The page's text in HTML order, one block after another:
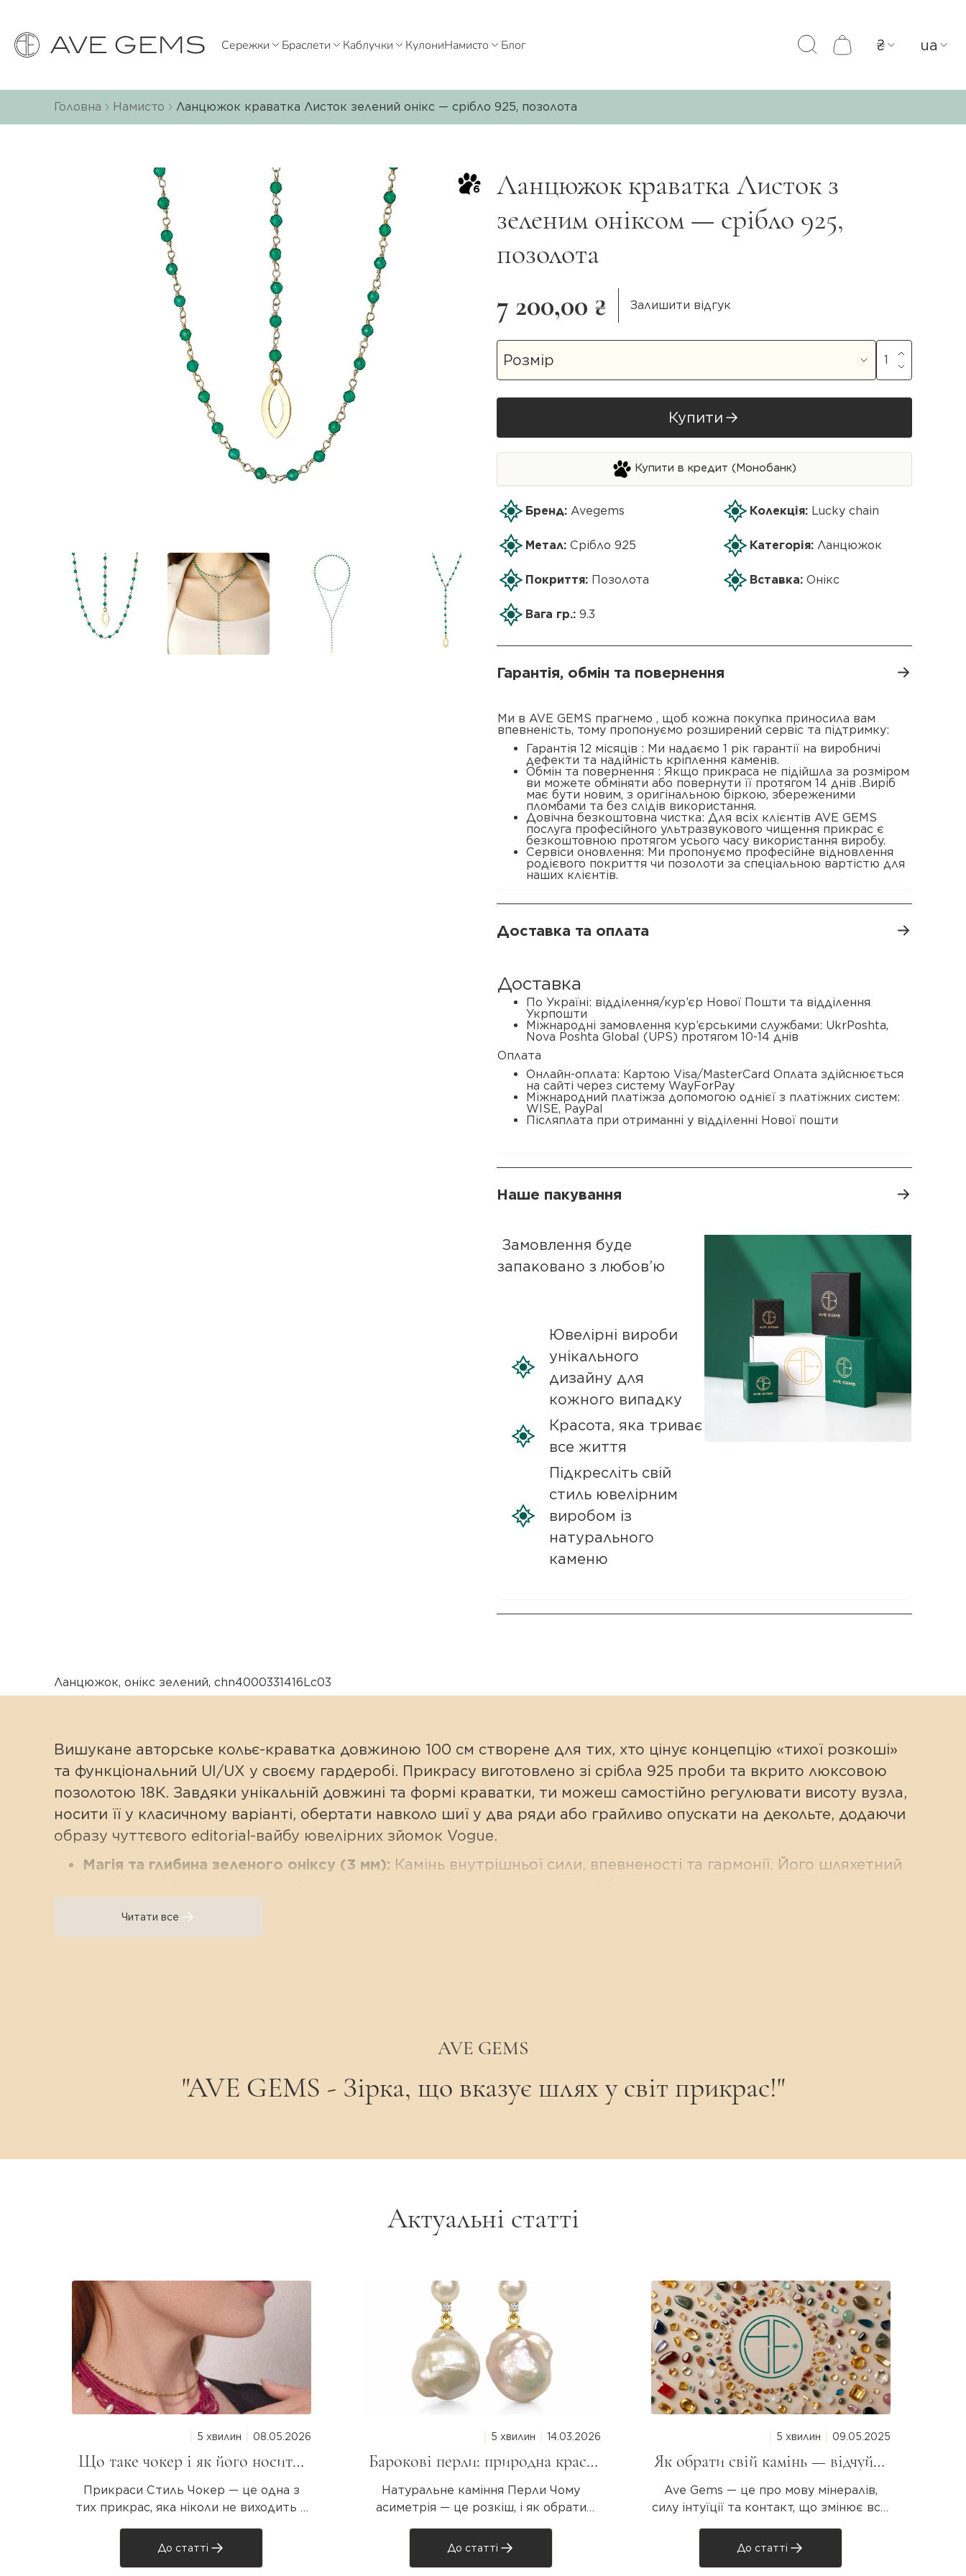
Сережки Браслети Каблучки КулониНамисто Блог ₴ ua
Головна Намисто Ланцюжок краватка Листок зелений онікс — срібло 925, позолота
6
Ланцюжок краватка Листок з
зеленим оніксом — срібло 925,
позолота
7 200,00 ₴
Залишити відгук
Купити
Купити в кредит (Монобанк)
Бренд: Avegems Колекція: Lucky chain
Метал: Срібло 925 Категорія: Ланцюжок
Покриття: Позолота Вставка: Онікс
Вага гр.: 9.3
Гарантія, обмін та повернення
Ми в AVE GEMS прагнемо , щоб кожна покупка приносила вам
впевненість, тому пропонуємо розширений сервіс та підтримку:
Гарантія 12 місяців : Ми надаємо 1 рік гарантії на виробничі
дефекти та надійність кріплення каменів.
Обмін та повернення : Якщо прикраса не підійшла за розміром
ви можете обміняти або повернути її протягом 14 днів .Виріб
має бути новим, з оригінальною біркою, збереженими
пломбами та без слідів використання.
Довічна безкоштовна чистка: Для всіх клієнтів AVE GEMS
послуга професійного ультразвукового чищення прикрас є
безкоштовною протягом усього часу використання виробу.
Сервіси оновлення: Ми пропонуємо професійне відновлення
родієвого покриття чи позолоти за спеціальною вартістю для
наших клієнтів.
Доставка та оплата
Доставка
По Україні: відділення/кур’єр Нової Пошти та відділення
Укрпошти
Міжнародні замовлення кур’єрськими службами: UkrPoshta,
Nova Poshta Global (UPS) протягом 10-14 днів
Оплата
Онлайн-оплата: Картою Visa/MasterCard Оплата здійснюється
на сайті через систему WayForPay
Міжнародний платіжза допомогою однієї з платіжних систем:
WISE, PayPal
Післяплата при отриманні у відділенні Нової пошти
Наше пакування
Замовлення буде
запаковано з любов’ю
Ювелірні вироби
унікального
дизайну для
кожного випадку
Красота, яка триває
все життя
Підкресліть свій
стиль ювелірним
виробом із
натурального
каменю
Ланцюжок, онікс зелений, chn4000331416Lc03
Вишукане авторське кольє-краватка довжиною 100 см створене для тих, хто цінує концепцію «тихої розкоші»
та функціональний UI/UX у своєму гардеробі. Прикрасу виготовлено зі срібла 925 проби та вкрито люксовою
позолотою 18К. Завдяки унікальній довжині та формі краватки, ти можеш самостійно регулювати висоту вузла,
носити її у класичному варіанті, обертати навколо шиї у два ряди або грайливо опускати на декольте, додаючи
образу чуттєвого editorial-вайбу ювелірних зйомок Vogue.
Магія та глибина зеленого оніксу (3 мм): Камінь внутрішньої сили, впевненості та гармонії. Його шляхетний
Прикраса-трансформер (100 см):
довжину підвісних елементів. Один виріб — безліч стильних рішень як для ділового костюма, так і для
дорогоцінний глянець, захищає від потемніння та підкреслює глибокий колір оніксу.
Характеристики
100% натуральний зелений онікс (3 мм).
Особливість:
Конструкція-трансформер; природні включення як знак автентичності мінералу.
Стиль:
Сучасна класика / Мінімалізм / Everyday Luxury.
Читати все
AVE GEMS
"AVE GEMS - Зірка, що вказує шлях у світ прикрас!"
Актуальні статті
5 хвилин 08.05.2026
Що таке чокер і як його носити:
Прикраси Стиль Чокер — це одна з
тих прикрас, яка ніколи не виходить з
моди. Він то зникає з підіумів, то
повертається з новою силою. Але що
До статті
5 хвилин 14.03.2026
Барокові перли: природна краса
Натуральне каміння Перли Чому
асиметрія — це розкіш, і як обрати
свою унікальну перлину Колекція
Baroque Pearls · AVE GEMS Якщо ви хоч
До статті
5 хвилин 09.05.2025
Як обрати свій камінь — відчуйте
Ave Gems — це про мову мінералів,
силу інтуїції та контакт, що змінює все.
Знайдіть свій унікальний камінь, який
резонує з вашою душею. «Усе, що
До статті